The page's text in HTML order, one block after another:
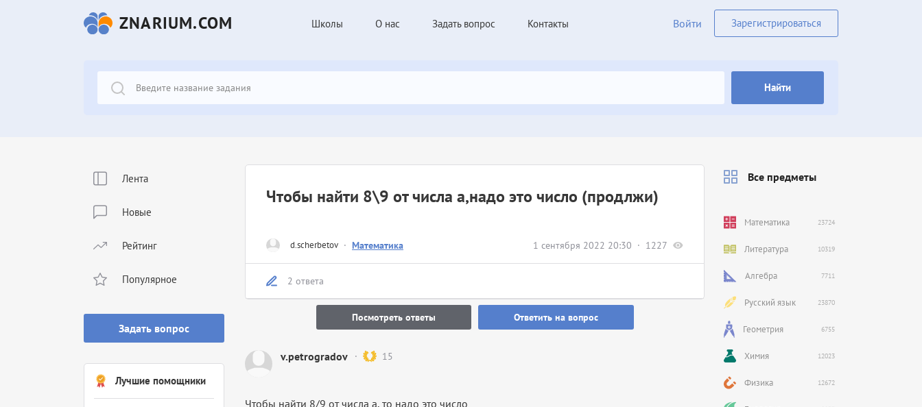
ZNARIUM.COM Школы О нас Задать вопрос Контакты Войти Зарегистрироваться
Найти
Лента
Новые
Рейтинг
Популярное
Задать вопрос
Лучшие помощники
d.scherbetov · Математика 1 сентября 2022 20:30 1227
Чтобы найти 8\9 от числа а,надо это число (продлжи)
2 ответа
Посмотреть ответы Ответить на вопрос
v.petrogradov 15
Чтобы найти 8/9 от числа а, то надо это число
Все предметы
Математика 23724
Литература 10319
Алгебра 7711
Русский язык 23870
Геометрия 6755
Химия 12023
Физика 12672